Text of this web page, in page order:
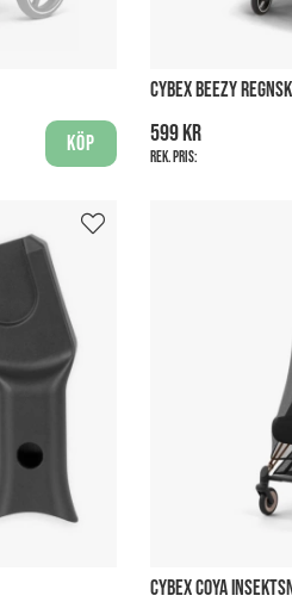
Köp
CYBEX BEEZY
599 kr
Rek. pris:
CYBEX COYA